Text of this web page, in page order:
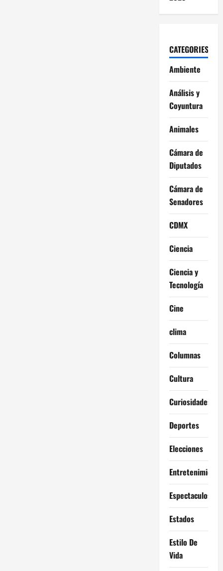
CATEGORIES
Ambiente
Análisis y
Coyuntura
Animales
Cámara de
Diputados
Cámara de
Senadores
CDMX
Ciencia
Ciencia y
Tecnología
Cine
clima
Columnas
Cultura
Curiosidades
Deportes
Elecciones
Entretenimiento
Espectaculos
Estados
Estilo De
Vida